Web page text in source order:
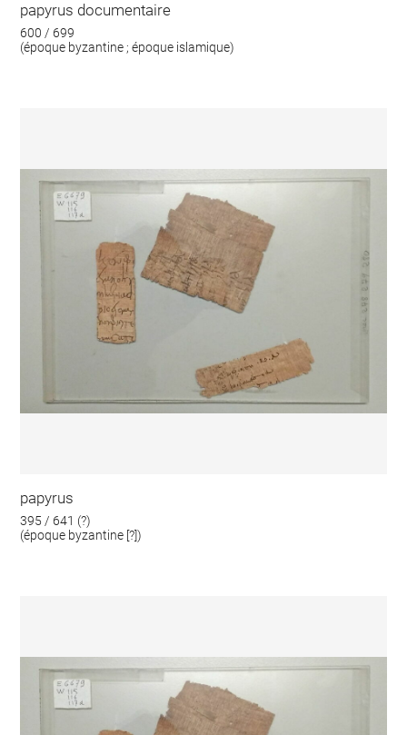
papyrus documentaire
600 / 699
(époque byzantine ; époque islamique)
papyrus
395 / 641 (?)
(époque byzantine [?])